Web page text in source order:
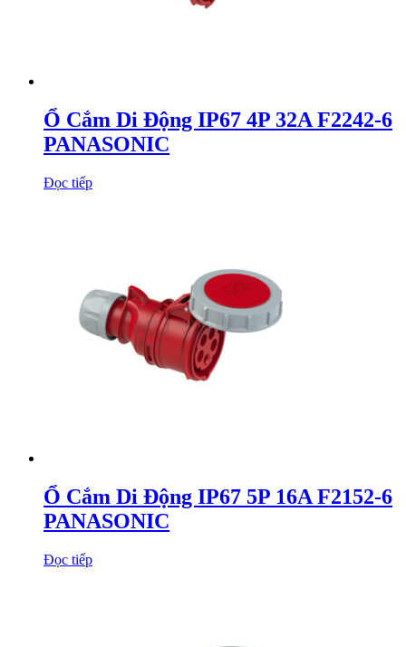
Ổ Cắm Di Động IP67 4P 32A F2242-6
PANASONIC
Đọc tiếp
Ổ Cắm Di Động IP67 5P 16A F2152-6
PANASONIC
Đọc tiếp